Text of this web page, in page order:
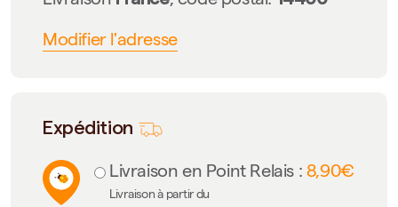
Modifier l'adresse
Expédition
Livraison en Point Relais : 8,90€
Livraison à partir du